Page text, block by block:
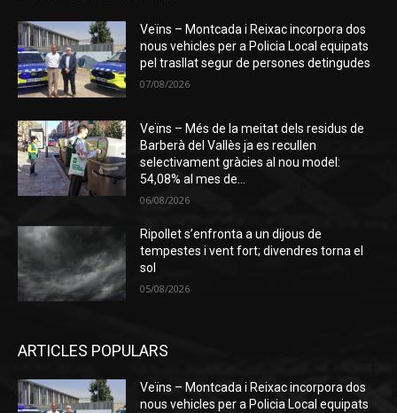
Veïns – Montcada i Reixac incorpora dos
nous vehicles per a Policia Local equipats
pel trasllat segur de persones detingudes
07/08/2026
Veïns – Més de la meitat dels residus de
Barberà del Vallès ja es recullen
selectivament gràcies al nou model:
54,08% al mes de...
06/08/2026
Ripollet s’enfronta a un dijous de
tempestes i vent fort; divendres torna el
sol
05/08/2026
ARTICLES POPULARS
Veïns – Montcada i Reixac incorpora dos
nous vehicles per a Policia Local equipats